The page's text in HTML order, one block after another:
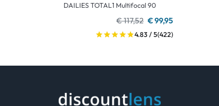
DAILIES TOTAL1 Multifocal 90
€ 117,52 € 99,95
4.83 / 5(422)